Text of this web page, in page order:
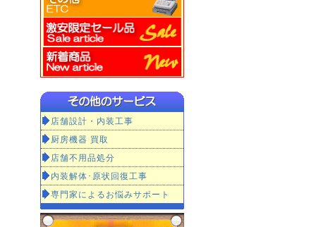
店舗設計・内装工事
厨房機器 買取
店舗不用品処分
内装解体･原状回復工事
専門家によるお悩みサポート